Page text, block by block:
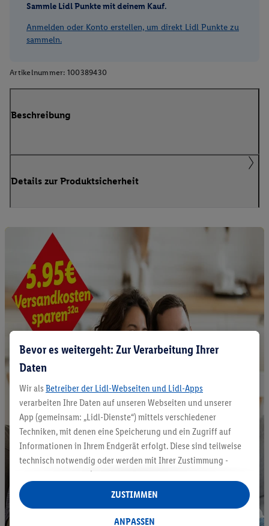
Sammle Lidl Punkte mit deinem Kauf.
Anmelden oder Konto erstellen, um direkt Lidl Punkte zu
sammeln.
Artikelnummer: 100389430
Beschreibung
Details zur Produktsicherheit
Bevor es weitergeht: Zur Verarbeitung Ihrer
Daten
Wir als Betreiber der Lidl-Webseiten und Lidl-Apps
verarbeiten Ihre Daten auf unseren Webseiten und unserer
App (gemeinsam: „Lidl-Dienste“) mittels verschiedener
Techniken, mit denen eine Speicherung und ein Zugriff auf
Informationen in Ihrem Endgerät erfolgt. Diese sind teilweise
technisch notwendig oder werden mit Ihrer Zustimmung -
auch durch Partner (u.a.
Verantwortliche; im Zusammenhang mit dem IAB TCF
insgesamt
Statistik-Erstellung oder für personalisierte Werbung
ANPASSEN
ZUSTIMMEN